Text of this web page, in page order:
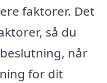
faktorer. Det
så du
når
for dit